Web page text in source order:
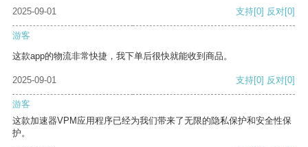
2025-09-01 支持[0] 反对[0]
游客
这款app的物流非常快捷，我下单后很快就能收到商品。
2025-09-01 支持[0] 反对[0]
游客
这款加速器VPM应用程序已经为我们带来了无限的隐私保护和安全性保
护。